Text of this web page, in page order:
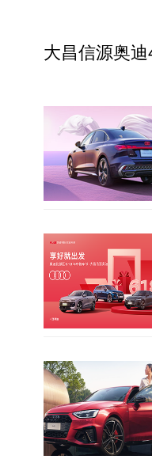
大昌信源奥